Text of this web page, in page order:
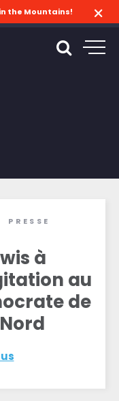
the Mountains!
PRESSE
à
au
de